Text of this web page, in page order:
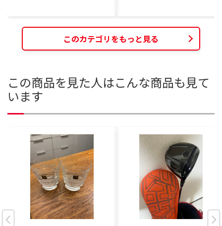
このカテゴリをもっと見る
この商品を見た人はこんな商品も見て
います